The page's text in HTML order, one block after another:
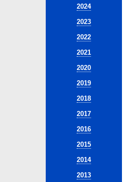
2024
2023
2022
2021
2020
2019
2018
2017
2016
2015
2014
2013